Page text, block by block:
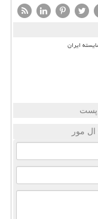
ایران
پست
مور